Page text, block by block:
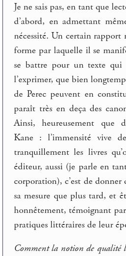
Je ne sais pas, en tant que
d’abord, en admettant
nécessité. Un certain rapport
forme par laquelle il se
se battre pour un texte qui
l’exprimer, que bien
de Perec peuvent en
paraît très en deça des
Ainsi, heureusement que
Kane : l’immensité vive
tranquillement les livres
éditeur, aussi (je parle en
corporation), c’est de
sa mesure que plus tard, et
honnêtement, témoignant
pratiques littéraires de leur
Comment la notion de qualité